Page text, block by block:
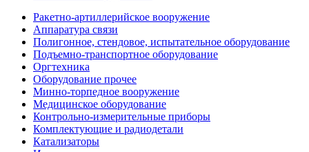
Ракетно-артиллерийское вооружение
Аппаратура связи
Полигонное, стендовое, испытательное оборудование
Подъемно-транспортное оборудование
Оргтехника
Оборудование прочее
Минно-торпедное вооружение
Медицинское оборудование
Контрольно-измерительные приборы
Комплектующие и радиодетали
Катализаторы